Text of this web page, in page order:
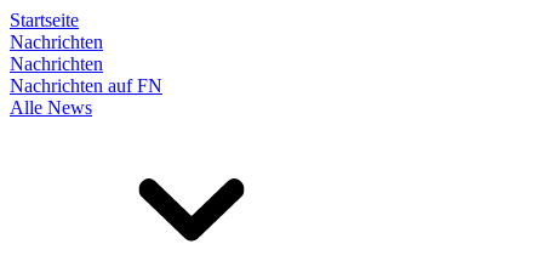
Startseite
Nachrichten
Nachrichten
Nachrichten auf FN
Alle News